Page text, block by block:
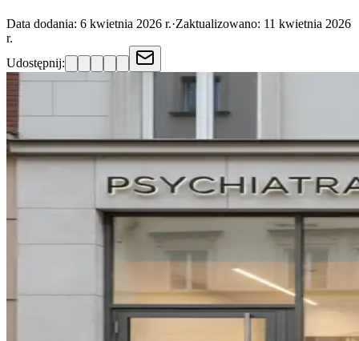
Data dodania: 6 kwietnia 2026 r.·Zaktualizowano: 11 kwietnia 2026
r.
Udostępnij: